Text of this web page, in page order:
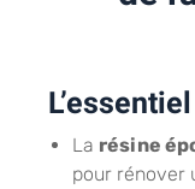
La résine
pour rénover